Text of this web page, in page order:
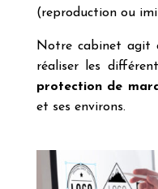
(reproduction ou
Notre cabinet agit
réaliser les
protection de
et ses environs.